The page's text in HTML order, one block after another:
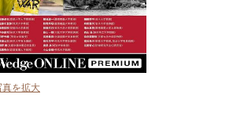
真を拡大